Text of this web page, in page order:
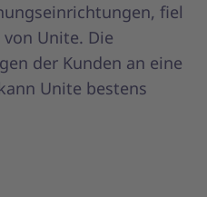
fiel
Unite. Die
der Kunden an eine
Unite bestens